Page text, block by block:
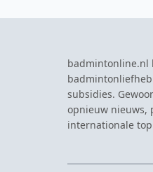
badmintonline.nl
subsidies.
opnieuw nieuws,
internationale